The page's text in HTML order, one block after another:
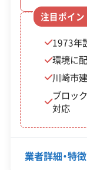
※制度の最新
サイトをご確
川崎市の公式
廃棄物処
※項目に
注目ポイン
1973年
環境に
川崎市
ブロッ
対応
業者詳細・特徴